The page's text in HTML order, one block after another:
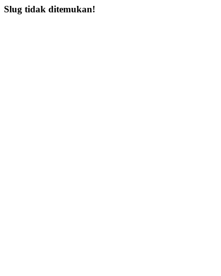
Slug tidak ditemukan!